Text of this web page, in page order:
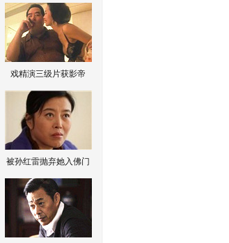
戏精演三级片获影帝
被孙红雷抛弃她入佛门